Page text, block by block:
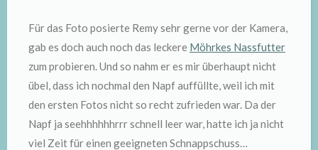
Für das Foto posierte Remy sehr gerne vor der Kamera,
gab es doch auch noch das leckere Möhrkes Nassfutter
zum probieren. Und so nahm er es mir überhaupt nicht
übel, dass ich nochmal den Napf auffüllte, weil ich mit
den ersten Fotos nicht so recht zufrieden war. Da der
Napf ja seehhhhhhrrr schnell leer war, hatte ich ja nicht
viel Zeit für einen geeigneten Schnappschuss…